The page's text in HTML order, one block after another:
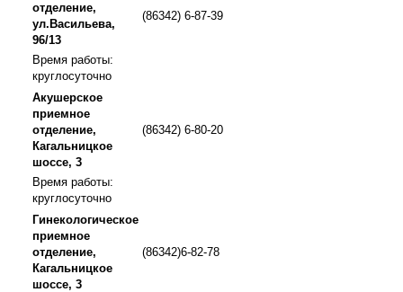
отделение,
ул.Васильева,
96/13
(86342) 6-87-39
Время работы:
круглосуточно
Акушерское
приемное
отделение,
Кагальницкое
шоссе, 3
(86342) 6-80-20
Время работы:
круглосуточно
Гинекологическое
приемное
отделение,
Кагальницкое
шоссе, 3
(86342)6-82-78